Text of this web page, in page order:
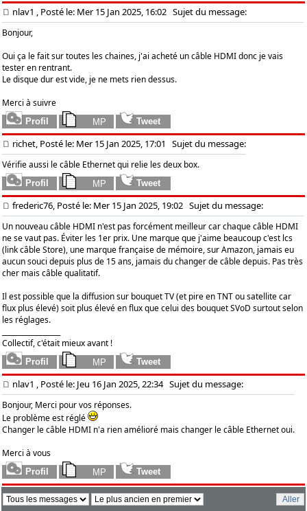
nlav1 , Posté le: Mer 15 Jan 2025, 16:02 Sujet du message:
Bonjour,
Oui ça le fait sur toutes les chaines, j'ai acheté un câble HDMI donc je vais
tester en rentrant.
Le disque dur est vide, je ne mets rien dessus.
Merci à suivre
richet, Posté le: Mer 15 Jan 2025, 17:01 Sujet du message:
Vérifie aussi le câble Ethernet qui relie les deux box.
frederic76, Posté le: Mer 15 Jan 2025, 19:02 Sujet du message:
Un nouveau câble HDMI n'est pas forcément meilleur car chaque câble HDMI
ne se vaut pas. Éviter les 1er prix. Une marque que j'aime beaucoup c'est lcs
(link câble Store), une marque française de mémoire, sur Amazon, jamais eu
aucun souci depuis plus de 15 ans, jamais du changer de câble depuis. Pas très
cher mais câble qualitatif.
Il est possible que la diffusion sur bouquet TV (et pire en TNT ou satellite car
flux plus élevé) soit plus élevé en flux que celui des bouquet SVoD surtout selon
les réglages.
Collectif, c'était mieux avant !
nlav1 , Posté le: Jeu 16 Jan 2025, 22:34Sujet du message:
Bonjour, Merci pour vos réponses.
Le problème est réglé
Changer le câble HDMI n'a rien amélioré mais changer le câble Ethernet oui.
Merci à vous